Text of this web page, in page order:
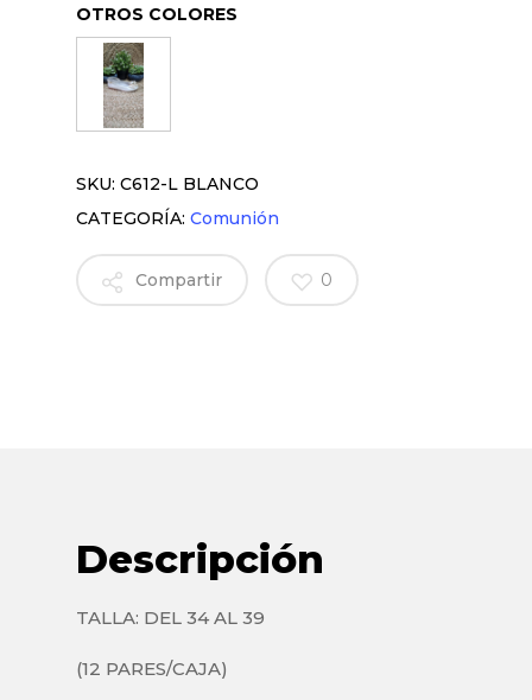
OTROS COLORES
SKU: C612-L BLANCO
CATEGORÍA: Comunión
Compartir 0
Descripción
TALLA: DEL 34 AL 39
(12 PARES/CAJA)